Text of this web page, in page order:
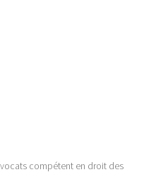
compétent en droit des